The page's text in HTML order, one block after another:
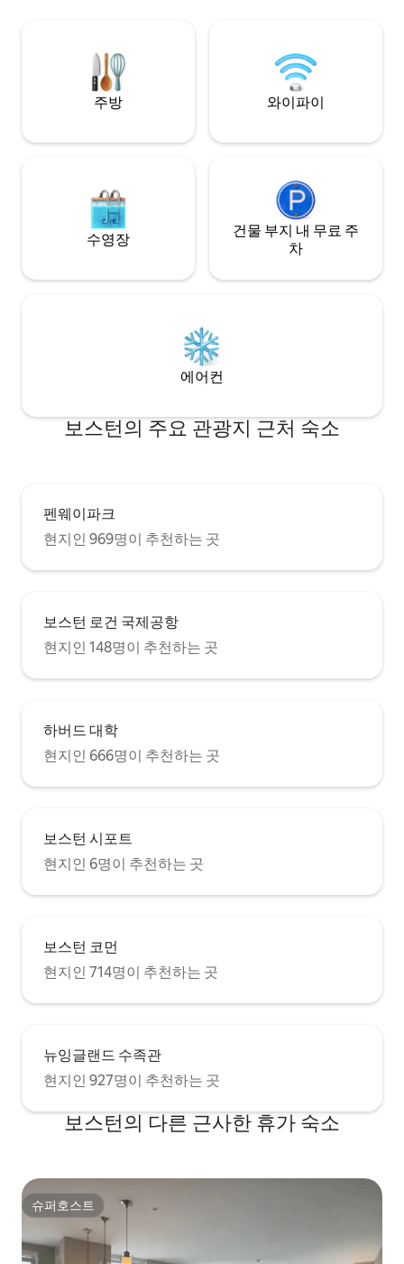
SPACE/DATES? Message us about our
주방 와이파이
수영장
건물 부지 내 무료 주
차
에어컨
보스턴의 주요 관광지 근처 숙소
펜웨이파크
현지인 969명이 추천하는 곳
보스턴 로건 국제공항
현지인 148명이 추천하는 곳
하버드 대학
현지인 666명이 추천하는 곳
보스턴 시포트
현지인 6명이 추천하는 곳
보스턴 코먼
현지인 714명이 추천하는 곳
뉴잉글랜드 수족관
현지인 927명이 추천하는 곳
보스턴의 다른 근사한 휴가 숙소
슈퍼호스트
슈퍼호스트